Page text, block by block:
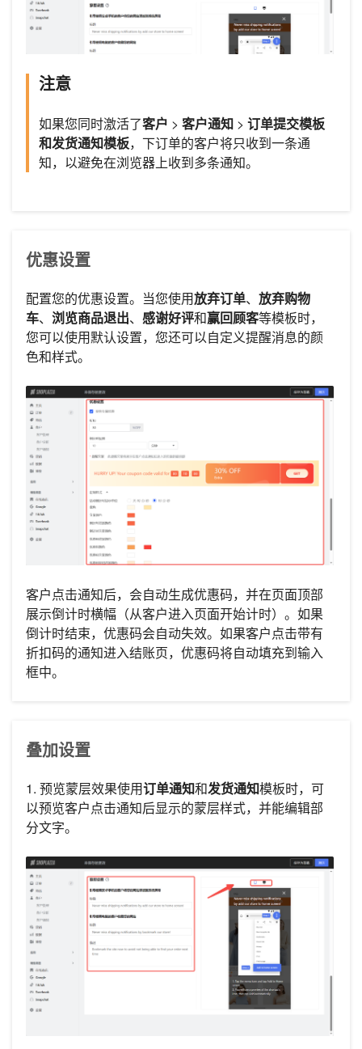
注意
如果您同时激活了客户 > 客户通知 > 订单提交模板
和发货通知模板，下订单的客户将只收到一条通
知，以避免在浏览器上收到多条通知。
优惠设置
配置您的优惠设置。当您使用放弃订单、 放弃购物
车、 浏览商品退出、 感谢好评和赢回顾客等模板时，
您可以使用默认设置，您还可以自定义提醒消息的颜
色和样式。
客户点击通知后，会自动生成优惠码，并在页面顶部
展示倒计时横幅（从客户进入页面开始计时）。如果
倒计时结束，优惠码会自动失效。如果客户点击带有
折扣码的通知进入结账页，优惠码将自动填充到输入
框中。
叠加设置
1. 预览蒙层效果使用订单通知和发货通知模板时，可
以预览客户点击通知后显示的蒙层样式，并能编辑部
分文字。